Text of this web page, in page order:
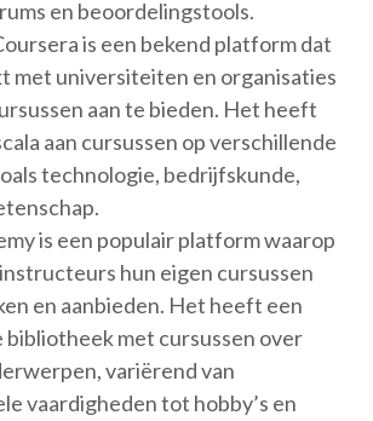
en beoordelingstools.
is een bekend platform dat
met universiteiten en organisaties
aan te bieden. Het heeft
aan cursussen op verschillende
technologie, bedrijfskunde,
is een populair platform waarop
hun eigen cursussen
en aanbieden. Het heeft een
met cursussen over
variërend van
vaardigheden tot hobby’s en